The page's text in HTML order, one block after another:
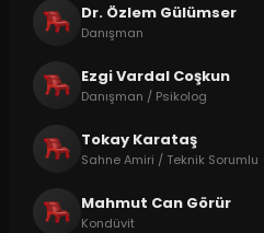
Dr. Özlem Gülümser
Danışman
Ezgi Vardal Coşkun
Danışman / Psikolog
Tokay Karataş
Sahne Amiri / Teknik Sorumlu
Mahmut Can Görür
Kondüvit